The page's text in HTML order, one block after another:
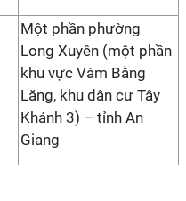
Một phần phường
Long Xuyên (một phần
khu vực Vàm Bằng
Lăng, khu dân cư Tây
Khánh 3) – tỉnh An
Giang